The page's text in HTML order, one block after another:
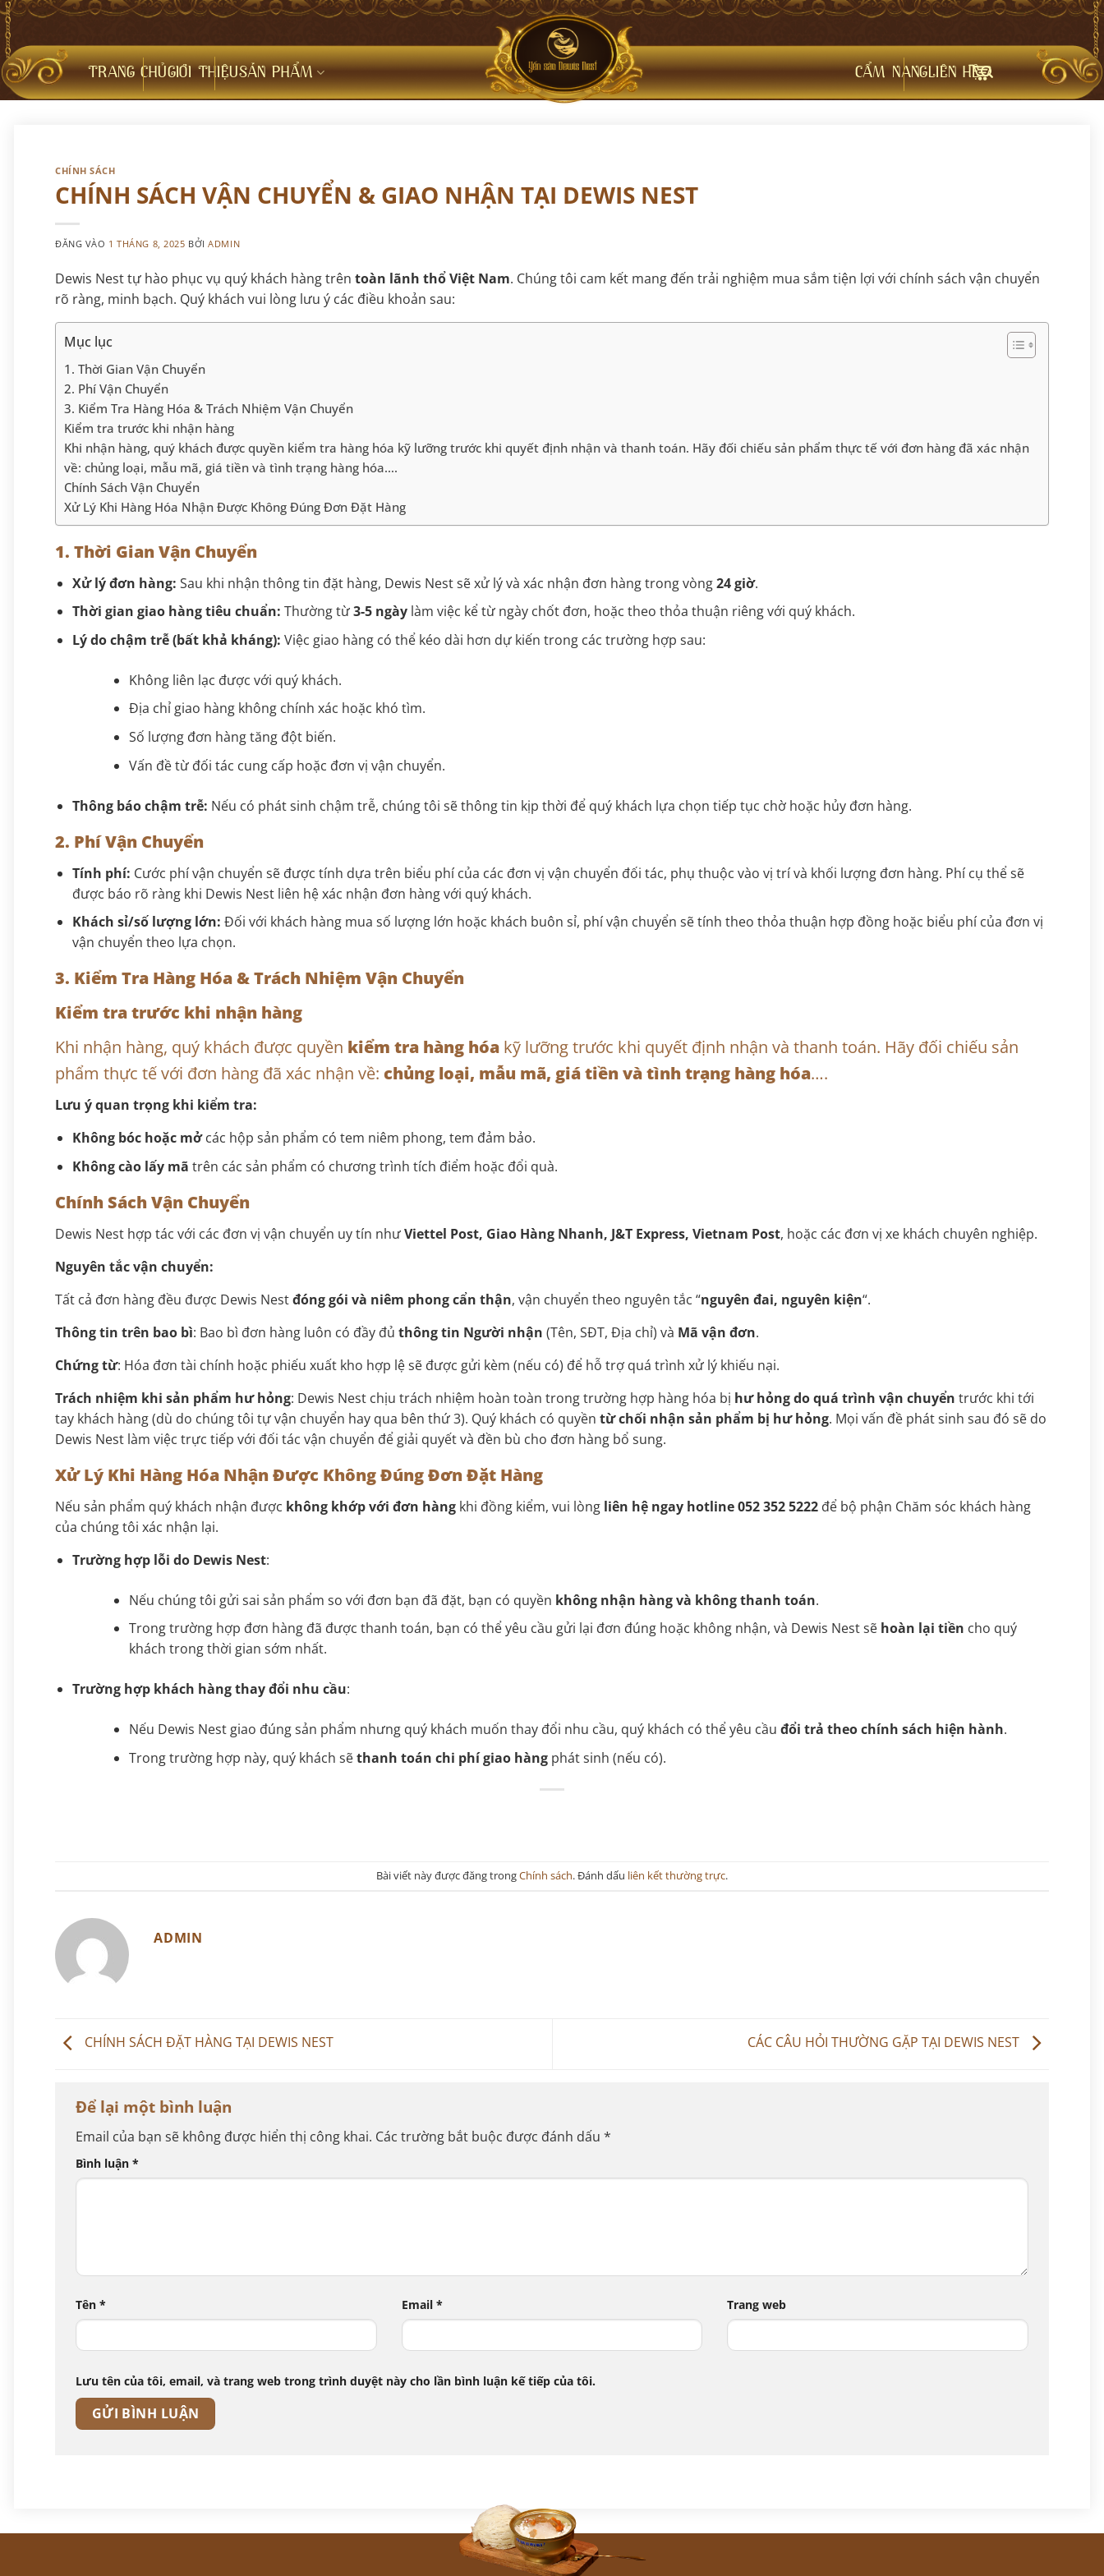
Bỏ
qua
nội
dung
TRANG CHỦGIỚI THIỆUSẢN PHẨM CẨM NANGLIÊN HỆ
CHÍNH SÁCH
CHÍNH SÁCH VẬN CHUYỂN & GIAO NHẬN TẠI DEWIS NEST
ĐĂNG VÀO 1 THÁNG 8, 2025 BỞIADMIN
Dewis Nest tự hào phục vụ quý khách hàng trên toàn lãnh thổ Việt Nam. Chúng tôi cam kết mang đến trải nghiệm mua sắm tiện lợi với chính sách vận chuyển
rõ ràng, minh bạch. Quý khách vui lòng lưu ý các điều khoản sau:
Mục lục
1. Thời Gian Vận Chuyển
2. Phí Vận Chuyển
3. Kiểm Tra Hàng Hóa & Trách Nhiệm Vận Chuyển
Kiểm tra trước khi nhận hàng
Khi nhận hàng, quý khách được quyền kiểm tra hàng hóa kỹ lưỡng trước khi quyết định nhận và thanh toán. Hãy đối chiếu sản phẩm thực tế với đơn hàng đã xác nhận
về: chủng loại, mẫu mã, giá tiền và tình trạng hàng hóa….
Chính Sách Vận Chuyển
Xử Lý Khi Hàng Hóa Nhận Được Không Đúng Đơn Đặt Hàng
1. Thời Gian Vận Chuyển
Xử lý đơn hàng: Sau khi nhận thông tin đặt hàng, Dewis Nest sẽ xử lý và xác nhận đơn hàng trong vòng24 giờ.
Thời gian giao hàng tiêu chuẩn: Thường từ3-5 ngàylàm việc kể từ ngày chốt đơn, hoặc theo thỏa thuận riêng với quý khách.
Lý do chậm trễ (bất khả kháng): Việc giao hàng có thể kéo dài hơn dự kiến trong các trường hợp sau:
Không liên lạc được với quý khách.
Địa chỉ giao hàng không chính xác hoặc khó tìm.
Số lượng đơn hàng tăng đột biến.
Vấn đề từ đối tác cung cấp hoặc đơn vị vận chuyển.
Thông báo chậm trễ: Nếu có phát sinh chậm trễ, chúng tôi sẽ thông tin kịp thời để quý khách lựa chọn tiếp tục chờ hoặc hủy đơn hàng.
2. Phí Vận Chuyển
Tính phí: Cước phí vận chuyển sẽ được tính dựa trên biểu phí của các đơn vị vận chuyển đối tác, phụ thuộc vào vị trí và khối lượng đơn hàng. Phí cụ thể sẽ
được báo rõ ràng khi Dewis Nest liên hệ xác nhận đơn hàng với quý khách.
Khách sỉ/số lượng lớn: Đối với khách hàng mua số lượng lớn hoặc khách buôn sỉ, phí vận chuyển sẽ tính theo thỏa thuận hợp đồng hoặc biểu phí của đơn vị
vận chuyển theo lựa chọn.
3. Kiểm Tra Hàng Hóa & Trách Nhiệm Vận Chuyển
Kiểm tra trước khi nhận hàng
Khi nhận hàng, quý khách được quyền kiểm tra hàng hóa kỹ lưỡng trước khi quyết định nhận và thanh toán. Hãy đối chiếu sản
phẩm thực tế với đơn hàng đã xác nhận về: chủng loại, mẫu mã, giá tiền và tình trạng hàng hóa….
Lưu ý quan trọng khi kiểm tra:
Không bóc hoặc mởcác hộp sản phẩm có tem niêm phong, tem đảm bảo.
Không cào lấy mã trên các sản phẩm có chương trình tích điểm hoặc đổi quà.
Chính Sách Vận Chuyển
Dewis Nest hợp tác với các đơn vị vận chuyển uy tín nhưViettel Post, Giao Hàng Nhanh, J&T Express, Vietnam Post, hoặc các đơn vị xe khách chuyên nghiệp.
Nguyên tắc vận chuyển:
Tất cả đơn hàng đều được Dewis Nestđóng gói và niêm phong cẩn thận, vận chuyển theo nguyên tắc “nguyên đai, nguyên kiện“.
Thông tin trên bao bì: Bao bì đơn hàng luôn có đầy đủ thông tin Người nhận (Tên, SĐT, Địa chỉ) và Mã vận đơn.
Chứng từ: Hóa đơn tài chính hoặc phiếu xuất kho hợp lệ sẽ được gửi kèm (nếu có) để hỗ trợ quá trình xử lý khiếu nại.
Trách nhiệm khi sản phẩm hư hỏng: Dewis Nest chịu trách nhiệm hoàn toàn trong trường hợp hàng hóa bị hư hỏng do quá trình vận chuyển trước khi tới
tay khách hàng (dù do chúng tôi tự vận chuyển hay qua bên thứ 3). Quý khách có quyền từ chối nhận sản phẩm bị hư hỏng. Mọi vấn đề phát sinh sau đó sẽ do
Dewis Nest làm việc trực tiếp với đối tác vận chuyển để giải quyết và đền bù cho đơn hàng bổ sung.
Xử Lý Khi Hàng Hóa Nhận Được Không Đúng Đơn Đặt Hàng
Nếu sản phẩm quý khách nhận được không khớp với đơn hàng khi đồng kiểm, vui lòng liên hệ ngay hotline 052 352 5222 để bộ phận Chăm sóc khách hàng
của chúng tôi xác nhận lại.
Trường hợp lỗi do Dewis Nest:
Nếu chúng tôi gửi sai sản phẩm so với đơn bạn đã đặt, bạn có quyền không nhận hàng và không thanh toán.
Trong trường hợp đơn hàng đã được thanh toán, bạn có thể yêu cầu gửi lại đơn đúng hoặc không nhận, và Dewis Nest sẽ hoàn lại tiền cho quý
khách trong thời gian sớm nhất.
Trường hợp khách hàng thay đổi nhu cầu:
Nếu Dewis Nest giao đúng sản phẩm nhưng quý khách muốn thay đổi nhu cầu, quý khách có thể yêu cầu đổi trả theo chính sách hiện hành.
Trong trường hợp này, quý khách sẽthanh toán chi phí giao hàngphát sinh (nếu có).
Bài viết này được đăng trongChính sách. Đánh dấu liên kết thường trực.
ADMIN
CHÍNH SÁCH ĐẶT HÀNG TẠI DEWIS NEST CÁC CÂU HỎI THƯỜNG GẶP TẠI DEWIS NEST
Để lại một bình luận
Email của bạn sẽ không được hiển thị công khai. Các trường bắt buộc được đánh dấu *
Bình luận *
Tên * Email * Trang web
Lưu tên của tôi, email, và trang web trong trình duyệt này cho lần bình luận kế tiếp của tôi.